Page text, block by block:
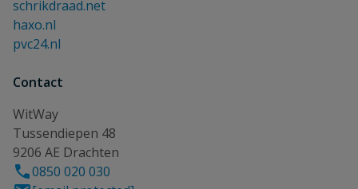
schrikdraad.net
haxo.nl
pvc24.nl
Contact
WitWay
Tussendiepen 48
9206 AE Drachten
0850 020 030